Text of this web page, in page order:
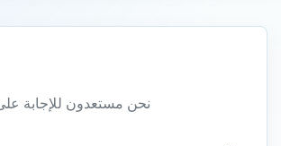
نحن مستعدون للإجابة